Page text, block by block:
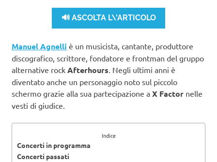
🔊 ASCOLTA L\'ARTICOLO
Manuel Agnelli è un musicista, cantante, produttore
discografico, scrittore, fondatore e frontman del gruppo
alternative rock Afterhours . Negli ultimi anni è
diventato anche un personaggio noto sul piccolo
schermo grazie alla sua partecipazione a X Factor nelle
vesti di giudice.
Indice
Concerti in programma
Concerti passati